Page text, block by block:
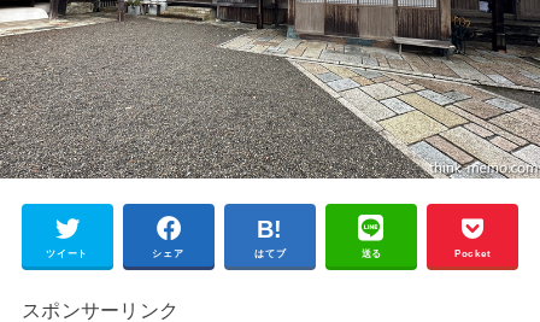
ツイート シェア はてブ 送る Pocket
スポンサーリンク